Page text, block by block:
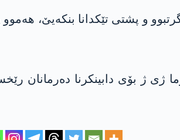
گوندێ پاره‌زان ده‌ گرتبوو و پشتی تێكدانا بنكه‌یێ،
ژی ژ بۆی دابینكرنا ده‌رمانان